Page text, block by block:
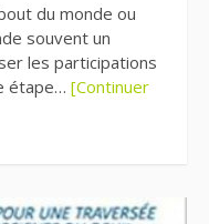
du monde ou
souvent un
les participations
étape… [Continuer